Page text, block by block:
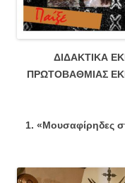
ΔΙΔΑΚΤΙΚΑ
ΠΡΩΤΟΒΑΘΜΙΑΣ
1. «Μουσαφίρηδες